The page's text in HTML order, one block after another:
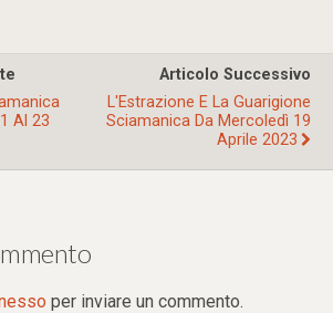
Al 23
Articolo Successivo
L'Estrazione E La Guarigione
Sciamanica Da Mercoledì 19
Aprile 2023
per inviare un commento.